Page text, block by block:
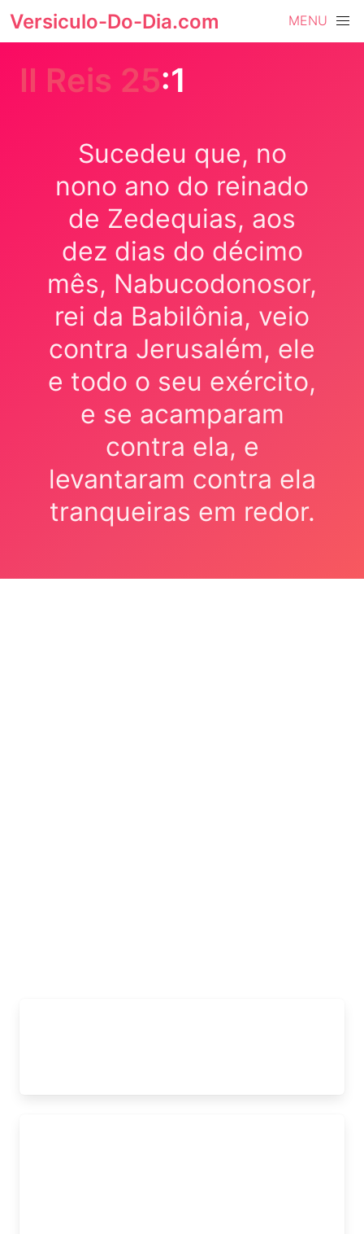
Versiculo-Do-Dia.com MENU
II Reis 25:1
Sucedeu que, no
nono ano do reinado
de Zedequias, aos
dez dias do décimo
mês, Nabucodonosor,
rei da Babilônia, veio
contra Jerusalém, ele
e todo o seu exército,
e se acamparam
contra ela, e
levantaram contra ela
tranqueiras em redor.